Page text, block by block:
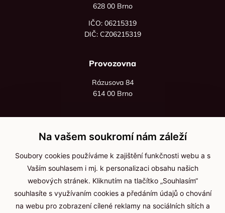
628 00 Brno
IČO: 06215319
DIČ: CZ06215319
Provozovna
Rázusova 84
614 00 Brno
+420 736 535 066
Po - pá: 8:00 - 16:00
info@jma-kam.cz
Důležité informace
Na vašem soukromí nám záleží
Soubory cookies používáme k zajištění funkčnosti webu a s
Vaším souhlasem i mj. k personalizaci obsahu našich
webových stránek. Kliknutím na tlačítko „Souhlasím“
souhlasíte s využívaním cookies a předáním údajů o chování
na webu pro zobrazení cílené reklamy na sociálních sítích a